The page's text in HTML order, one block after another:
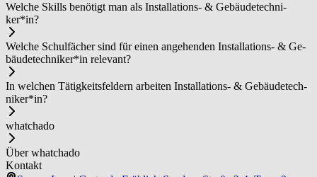
Welche Skills benötigt man als In­stal­la­ti­ons­- & ­Ge­bäu­de­tech­ni­
ker*in?
Welche Schulfächer sind für einen angehenden In­stal­la­ti­ons­- & ­Ge­
bäu­de­tech­ni­ker*in relevant?
In welchen Tätigkeitsfeldern arbeiten In­stal­la­ti­ons­- & ­Ge­bäu­de­tech­
ni­ker*in?
whatchado
Über whatchado
Kontakt